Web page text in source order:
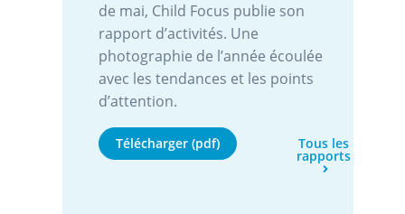
de mai, Child Focus publie son
rapport d’activités. Une
photographie de l’année écoulée
avec les tendances et les points
d’attention.
Télécharger (pdf) Tous les
rapports